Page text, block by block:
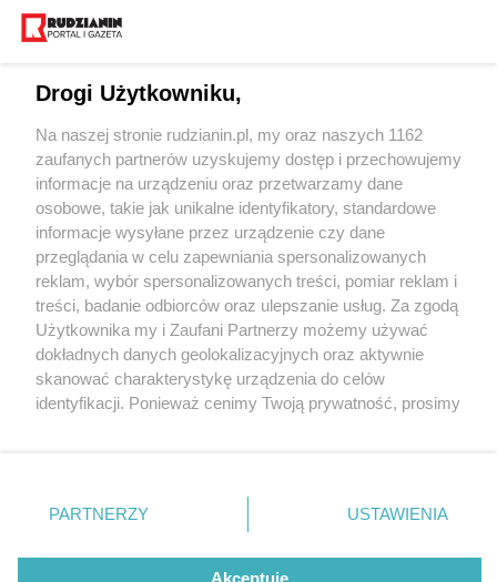
1 / 0
Wydawca mediów
Nie zapomnij
zapoznać się z:
polityką prywatności regulamin korzystania z portali
Twojemiasto
Piekary Śląskie
Chorzów
Tarnowskie Góry
Gliwice
Skontakuj sięz nami
Kontakt
Wydawca
Redakcja
Drogi Użytkowniku,
Na naszej stronie rudzianin.pl, my oraz naszych 1162
zaufanych partnerów uzyskujemy dostęp i przechowujemy
informacje na urządzeniu oraz przetwarzamy dane
osobowe, takie jak unikalne identyfikatory, standardowe
informacje wysyłane przez urządzenie czy dane
przeglądania w celu zapewniania spersonalizowanych
reklam, wybór spersonalizowanych treści, pomiar reklam i
treści, badanie odbiorców oraz ulepszanie usług. Za zgodą
Użytkownika my i Zaufani Partnerzy możemy używać
dokładnych danych geolokalizacyjnych oraz aktywnie
skanować charakterystykę urządzenia do celów
identyfikacji. Ponieważ cenimy Twoją prywatność, prosimy
prywatności znajdujący się w lewym dolnym rogu strony
. Niektóre rodzaje przetwarzania danych nie wymagają
zgody użytkownika, ale masz prawo sprzeciwić się
takiemu przetwarzaniu. Preferencje będą miały
PARTNERZY USTAWIENIA
Akceptuję